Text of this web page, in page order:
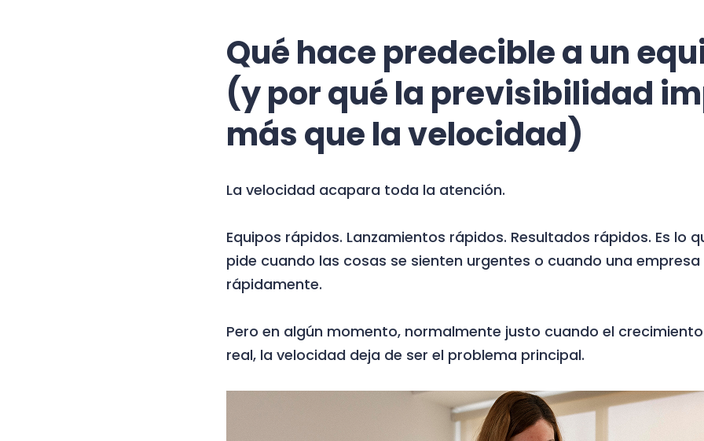
Qué hace predecible a un
(y por qué la previsibilidad
más que la velocidad)
La velocidad acapara toda la atención.
Equipos rápidos. Lanzamientos rápidos. Resultados rápidos. Es lo
pide cuando las cosas se sienten urgentes o cuando una
rápidamente.
Pero en algún momento, normalmente justo cuando el
real, la velocidad deja de ser el problema principal.